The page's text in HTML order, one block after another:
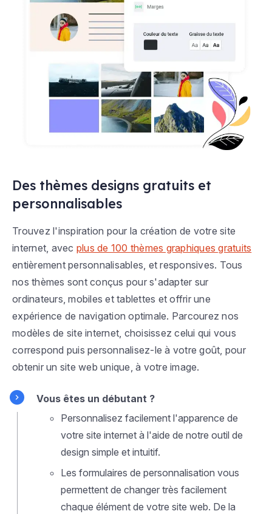
Des thèmes designs gratuits et
personnalisables
Trouvez l'inspiration pour la création de votre site
internet, avec plus de 100 thèmes graphiques gratuits
entièrement personnalisables, et responsives. Tous
nos thèmes sont conçus pour s'adapter sur
ordinateurs, mobiles et tablettes et offrir une
expérience de navigation optimale. Parcourez nos
modèles de site internet, choisissez celui qui vous
correspond puis personnalisez-le à votre goût, pour
obtenir un site web unique, à votre image.
Vous êtes un débutant ?
Personnalisez facilement l'apparence de
votre site internet à l'aide de notre outil de
design simple et intuitif.
Les formulaires de personnalisation vous
permettent de changer très facilement
chaque élément de votre site web. De la